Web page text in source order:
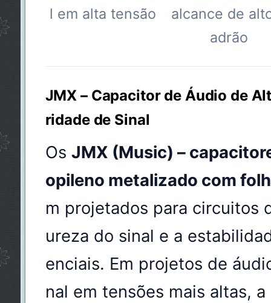
l em alta tensão
alcance de
adrão
JMX – Capacitor de Áudio de
ridade de Sinal
Os JMX (Music) –
opileno metalizado com
m projetados para circuitos
ureza do sinal e a
enciais. Em projetos de
nal em tensões mais altas,